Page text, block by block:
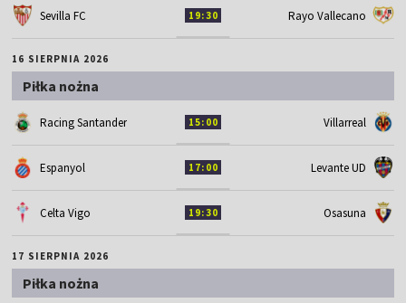
Sevilla FC 19:30 Rayo Vallecano
16 SIERPNIA 2026
Piłka nożna
Racing Santander 15:00 Villarreal
Espanyol 17:00 Levante UD
Celta Vigo 19:30 Osasuna
17 SIERPNIA 2026
Piłka nożna